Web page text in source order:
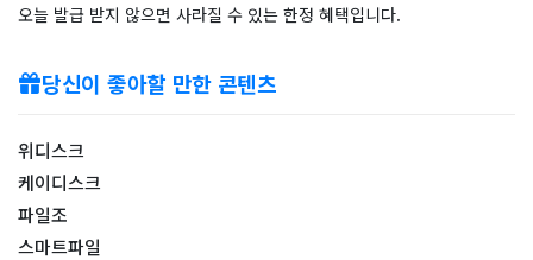
오늘 발급 받지 않으면 사라질 수 있는 한정 혜택입니다.
당신이 좋아할 만한 콘텐츠
위디스크
케이디스크
파일조
스마트파일